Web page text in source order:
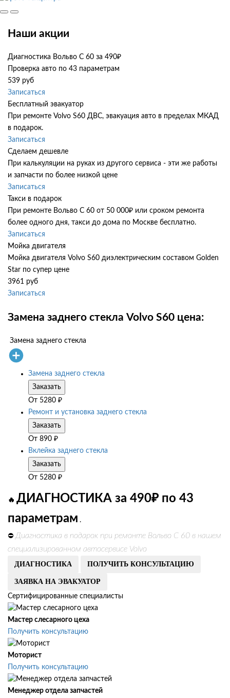
Наши акции
Диагностика Вольво С 60 за 490₽
Проверка авто по 43 параметрам
539 руб
Записаться
Бесплатный эвакуатор
При ремонте Volvo S60 ДВС, эвакуация авто в пределах МКАД
в подарок.
Записаться
Сделаем дешевле
При калькуляции на руках из другого сервиса - эти же работы
и запчасти по более низкой цене
Записаться
Такси в подарок
При ремонте Вольво С 60 от 50 000₽ или сроком ремонта
более одного дня, такси до дома по Москве бесплатно.
Записаться
Мойка двигателя
Мойка двигателя Volvo S60 диэлектрическим составом Golden
Star по супер цене
3961 руб
Записаться
Замена заднего стекла Volvo S60 цена:
Замена заднего стекла
Замена заднего стекла
Заказать
От 5280 ₽
Ремонт и установка заднего стекла
Заказать
От 890 ₽
Вклейка заднего стекла
Заказать
От 5280 ₽
🔥 ДИАГНОСТИКА за 490₽ по 43
параметрам .
⛔ Диагностика в подарок при ремонте Вольво С 60 в нашем
специализированном автосервисе Volvo
ДИАГНОСТИКА ПОЛУЧИТЬ КОНСУЛЬТАЦИЮ
ЗАЯВКА НА ЭВАКУАТОР
Сертифицированные специалисты
Мастер слесарного цеха
Получить консультацию
Моторист
Получить консультацию
Менеджер отдела запчастей